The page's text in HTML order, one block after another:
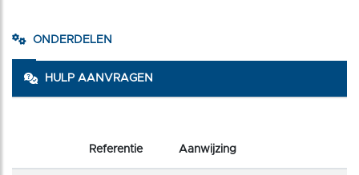
ONDERDELEN
HULP AANVRAGEN
Referentie Aanwijzing